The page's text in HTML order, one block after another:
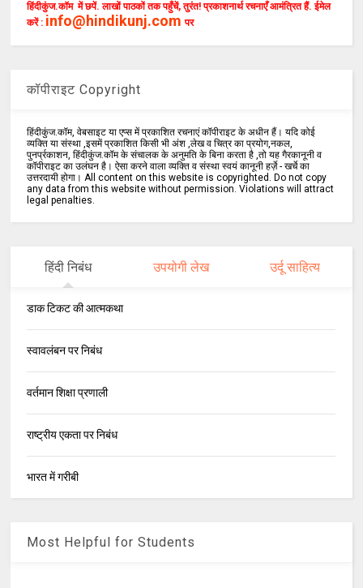
हिंदीकुंज.कॉम में छपें. लाखों पाठकों तक पहुँचें, तुरंत! प्रकाशनार्थ रचनाएँ आमंत्रित हैं. ईमेल
करें : info@hindikunj.com पर
कॉपीराइट Copyright
हिंदीकुंज.कॉम, वेबसाइट या एप्स में प्रकाशित रचनाएं कॉपीराइट के अधीन हैं। यदि कोई
व्यक्ति या संस्था ,इसमें प्रकाशित किसी भी अंश ,लेख व चित्र का प्रयोग,नकल,
पुनर्प्रकाशन, हिंदीकुंज.कॉम के संचालक के अनुमति के बिना करता है ,तो यह गैरकानूनी व
कॉपीराइट का उलंघन है। ऐसा करने वाला व्यक्ति व संस्था स्वयं कानूनी हर्ज़े - खर्चे का
उत्तरदायी होगा। All content on this website is copyrighted. Do not copy
any data from this website without permission. Violations will attract
legal penalties.
हिंदी निबंध उपयोगी लेख उर्दू साहित्य
डाक टिकट की आत्मकथा
स्वावलंबन पर निबंध
वर्तमान शिक्षा प्रणाली
राष्ट्रीय एकता पर निबंध
भारत में गरीबी
Most Helpful for Students